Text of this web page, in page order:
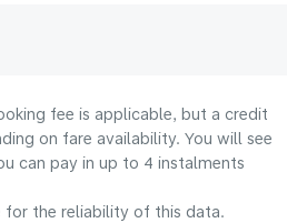
fee is applicable, but a credit
on fare availability. You will see
can pay in up to 4 instalments
for the reliability of this data.